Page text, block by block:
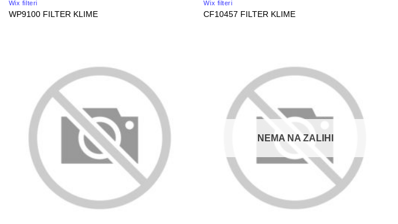
Wix filteri
WP9100 FILTER KLIME
Wix filteri
CF10457 FILTER KLIME
NEMA NA ZALIHI